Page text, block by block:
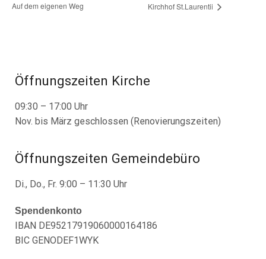
Auf dem eigenen Weg
Kirchhof St.Laurentii
Öffnungszeiten Kirche
09:30 – 17:00 Uhr
Nov. bis März geschlossen (Renovierungszeiten)
Öffnungszeiten Gemeindebüro
Di., Do., Fr. 9:00 – 11:30 Uhr
Spendenkonto
IBAN DE95217919060000164186
BIC GENODEF1WYK